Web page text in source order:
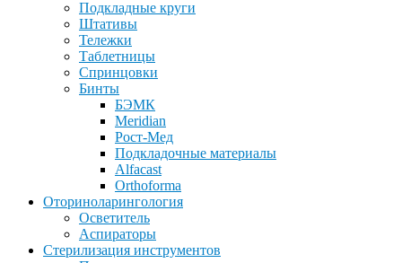
Подкладные круги
Штативы
Тележки
Таблетницы
Спринцовки
Бинты
БЭМК
Meridian
Рост-Мед
Подкладочные материалы
Alfacast
Orthoforma
Оториноларингология
Осветитель
Аспираторы
Стерилизация инструментов